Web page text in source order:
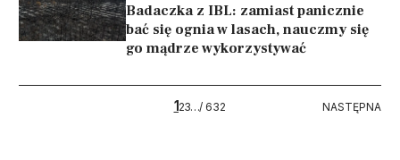
Badaczka z IBL: zamiast panicznie
bać się ognia w lasach, nauczmy się
go mądrze wykorzystywać
123…/ 632
632 NASTĘPNA
NASTĘPNA